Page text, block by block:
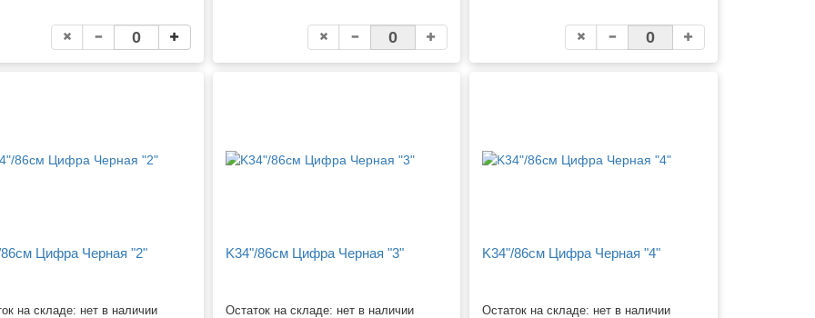
86см Цифра Черная "2"
на складе: нет в наличии
K34"/86см Цифра Черная "3"
Остаток на складе: нет в наличии
K34"/86см Цифра Черная "4"
Остаток на складе: нет в наличии